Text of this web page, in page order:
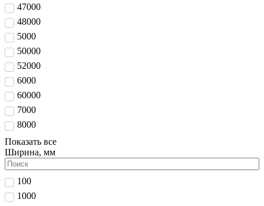
47000
48000
5000
50000
52000
6000
60000
7000
8000
Показать все
Ширина, мм
100
1000